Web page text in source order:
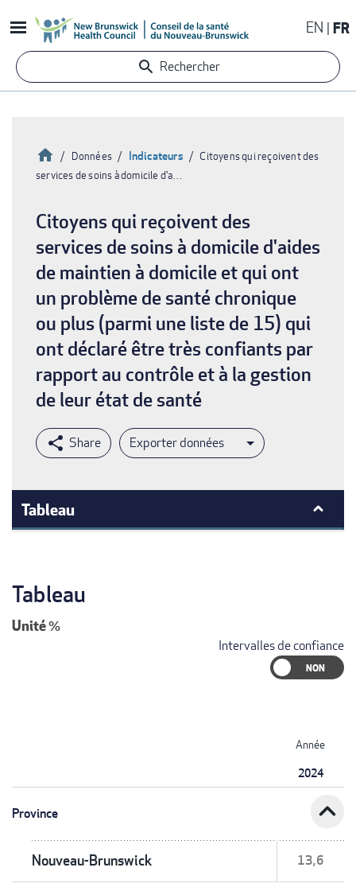
au
contenu
principal
EN FR
Rechercher
d'Ariane
Accueil
Données Indicateurs
Citoyens qui reçoivent des
services de soins à domicile d'a…
Citoyens qui reçoivent des
services de soins à domicile d'aides
de maintien à domicile et qui ont
un problème de santé chronique
ou plus (parmi une liste de 15) qui
ont déclaré être très confiants par
rapport au contrôle et à la gestion
de leur état de santé
Exporter données
Tableau
Tableau
Unité%
Intervalles de confiance
Année
2024
Province expand_less
Nouveau-Brunswick 13,6